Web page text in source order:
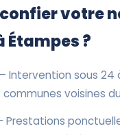
votre
Étampes ?
– Intervention sous 24
voisines
Prestations